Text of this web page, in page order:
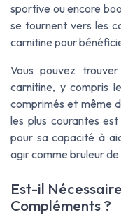
sportive ou encore
se tournent vers les
carnitine pour
Vous pouvez
carnitine, y compris
comprimés et même
les plus courantes
pour sa capacité à
agir comme bruleur de
Est-il
Compléments ?